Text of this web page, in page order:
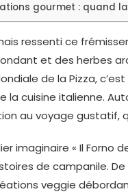
gourmet : quand
ressenti ce
et des herbes
de la Pizza,
la cuisine italienne.
au voyage gustatif,
imaginaire « Il
de campanile.
veggie